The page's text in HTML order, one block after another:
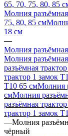
65, 70, 75, 80, 85
Молния
75, 80, 85 см
18 см
—
Молния
Молния
разъёмная
трактор 1 замок
Т10 65 смМолния
смМолния
разъёмная
трактор 1 замок
—Молния
чёрный